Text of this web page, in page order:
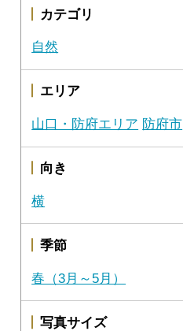
カテゴリ
自然
エリア
山口・防府エリア 防府市
向き
横
季節
春（3月～5月）
写真サイズ